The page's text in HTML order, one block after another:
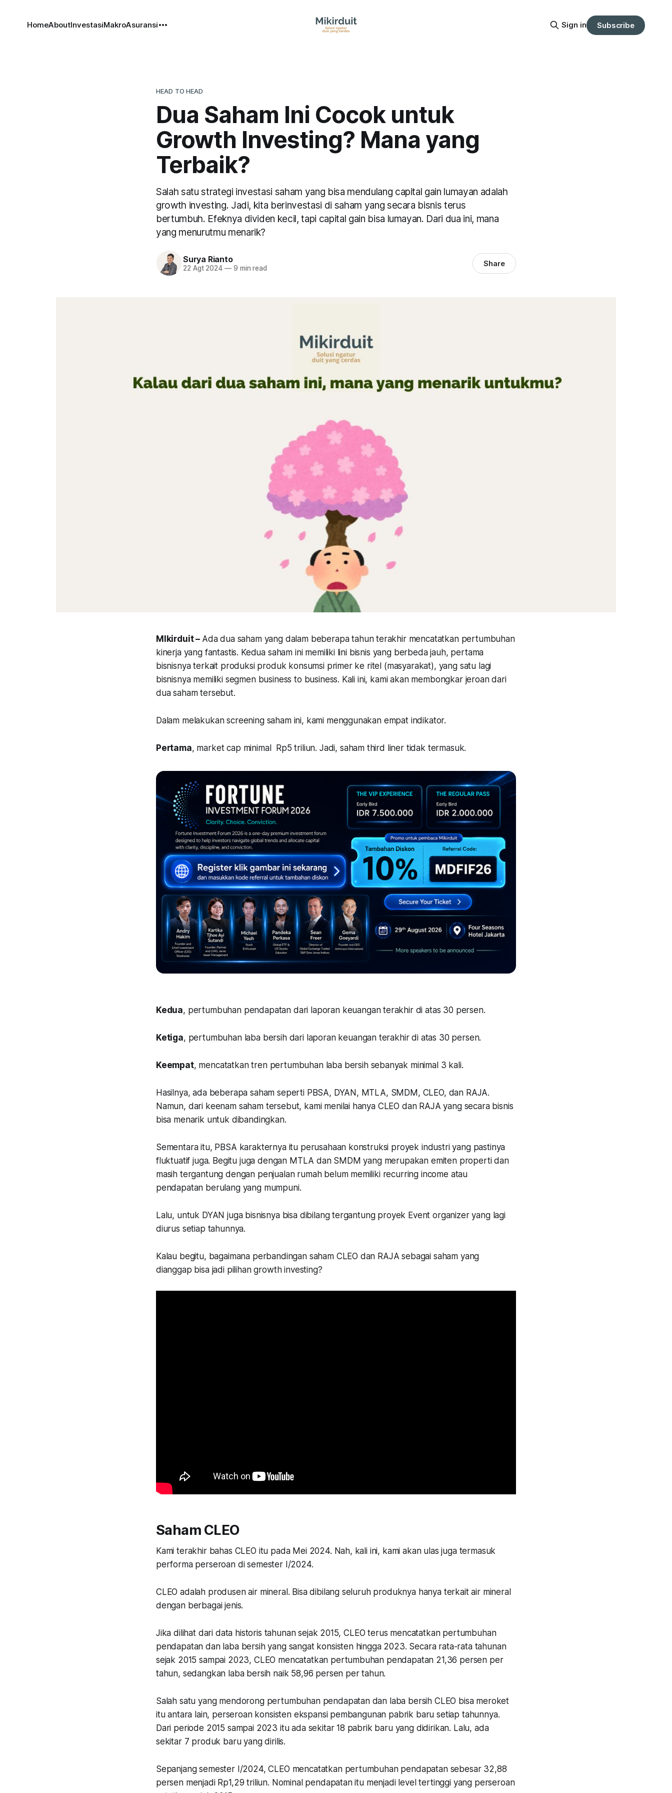
HomeAboutInvestasiMakroAsuransi Sign in Subscribe
HEAD TO HEAD
Dua Saham Ini Cocok untuk
Growth Investing? Mana yang
Terbaik?
Salah satu strategi investasi saham yang bisa mendulang capital gain lumayan adalah
growth investing. Jadi, kita berinvestasi di saham yang secara bisnis terus
bertumbuh. Efeknya dividen kecil, tapi capital gain bisa lumayan. Dari dua ini, mana
yang menurutmu menarik?
Surya Rianto
22 Agt 2024 —9 min read Share
MIkirduit – Ada dua saham yang dalam beberapa tahun terakhir mencatatkan pertumbuhan
kinerja yang fantastis. Kedua saham ini memiliki lini bisnis yang berbeda jauh, pertama
bisnisnya terkait produksi produk konsumsi primer ke ritel (masyarakat), yang satu lagi
bisnisnya memiliki segmen business to business. Kali ini, kami akan membongkar jeroan dari
dua saham tersebut.
Dalam melakukan screening saham ini, kami menggunakan empat indikator.
Pertama, market cap minimal Rp5 triliun. Jadi, saham third liner tidak termasuk.
Kedua, pertumbuhan pendapatan dari laporan keuangan terakhir di atas 30 persen.
Ketiga, pertumbuhan laba bersih dari laporan keuangan terakhir di atas 30 persen.
Keempat, mencatatkan tren pertumbuhan laba bersih sebanyak minimal 3 kali.
Hasilnya, ada beberapa saham seperti PBSA, DYAN, MTLA, SMDM, CLEO, dan RAJA.
Namun, dari keenam saham tersebut, kami menilai hanya CLEO dan RAJA yang secara bisnis
bisa menarik untuk dibandingkan.
Sementara itu, PBSA karakternya itu perusahaan konstruksi proyek industri yang pastinya
fluktuatif juga. Begitu juga dengan MTLA dan SMDM yang merupakan emiten properti dan
masih tergantung dengan penjualan rumah belum memiliki recurring income atau
pendapatan berulang yang mumpuni.
Lalu, untuk DYAN juga bisnisnya bisa dibilang tergantung proyek Event organizer yang lagi
diurus setiap tahunnya.
Kalau begitu, bagaimana perbandingan saham CLEO dan RAJA sebagai saham yang
dianggap bisa jadi pilihan growth investing?
Saham CLEO
Kami terakhir bahas CLEO itu pada Mei 2024. Nah, kali ini, kami akan ulas juga termasuk
performa perseroan di semester I/2024.
CLEO adalah produsen air mineral. Bisa dibilang seluruh produknya hanya terkait air mineral
dengan berbagai jenis.
Jika dilihat dari data historis tahunan sejak 2015, CLEO terus mencatatkan pertumbuhan
pendapatan dan laba bersih yang sangat konsisten hingga 2023. Secara rata-rata tahunan
sejak 2015 sampai 2023, CLEO mencatatkan pertumbuhan pendapatan 21,36 persen per
tahun, sedangkan laba bersih naik 58,96 persen per tahun.
Salah satu yang mendorong pertumbuhan pendapatan dan laba bersih CLEO bisa meroket
itu antara lain, perseroan konsisten ekspansi pembangunan pabrik baru setiap tahunnya.
Dari periode 2015 sampai 2023 itu ada sekitar 18 pabrik baru yang didirikan. Lalu, ada
sekitar 7 produk baru yang dirilis.
Sepanjang semester I/2024, CLEO mencatatkan pertumbuhan pendapatan sebesar 32,88
persen menjadi Rp1,29 triliun. Nominal pendapatan itu menjadi level tertinggi yang perseroan